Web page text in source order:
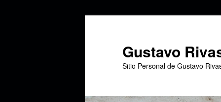
Gustavo
Sitio Personal de Gustavo